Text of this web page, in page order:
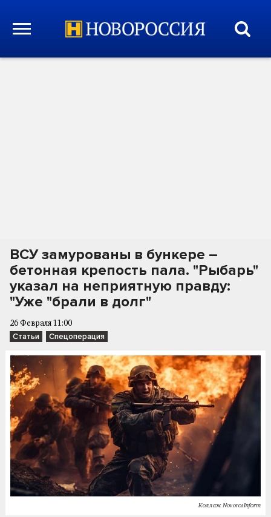
ВСУ замурованы в бункере –
бетонная крепость пала. "Рыбарь"
указал на неприятную правду:
"Уже "брали в долг"
26 Февраля 11:00
Статьи Спецоперация
Коллаж NovorosInform